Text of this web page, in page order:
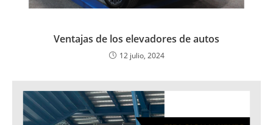
Ventajas de los elevadores de autos
12 julio, 2024